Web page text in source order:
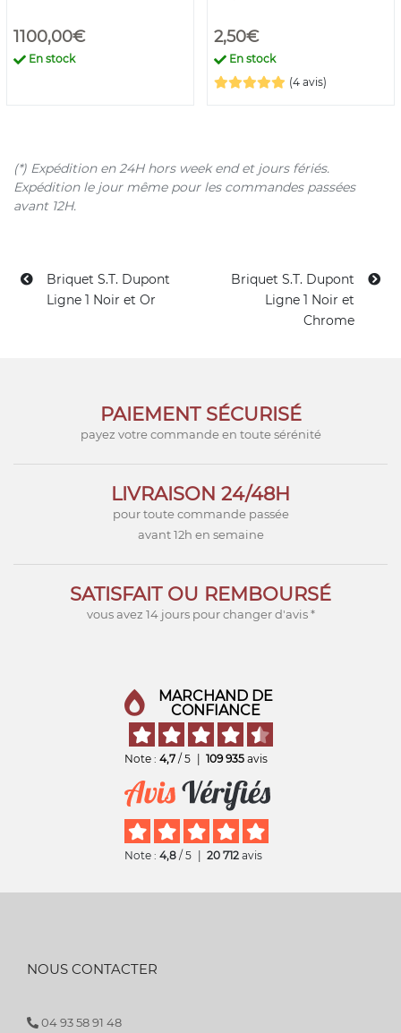
1100,00€
En stock
2,50€
En stock
(4 avis)
(*) Expédition en 24H hors week end et jours fériés.
Expédition le jour même pour les commandes passées
avant 12H.
Briquet S.T. Dupont
Ligne 1 Noir et Or
Briquet S.T. Dupont
Ligne 1 Noir et
Chrome
PAIEMENT SÉCURISÉ
payez votre commande en toute sérénité
LIVRAISON 24/48H
pour toute commande passée
avant 12h en semaine
SATISFAIT OU REMBOURSÉ
vous avez 14 jours pour changer d'avis *
MARCHAND DE
CONFIANCE
Note : 4,7 / 5 109 935 avis
Note : 4,8 / 5 20 712 avis
NOUS CONTACTER
04 93 58 91 48